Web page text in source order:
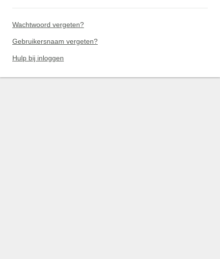
Wachtwoord vergeten?
Gebruikersnaam vergeten?
Hulp bij inloggen